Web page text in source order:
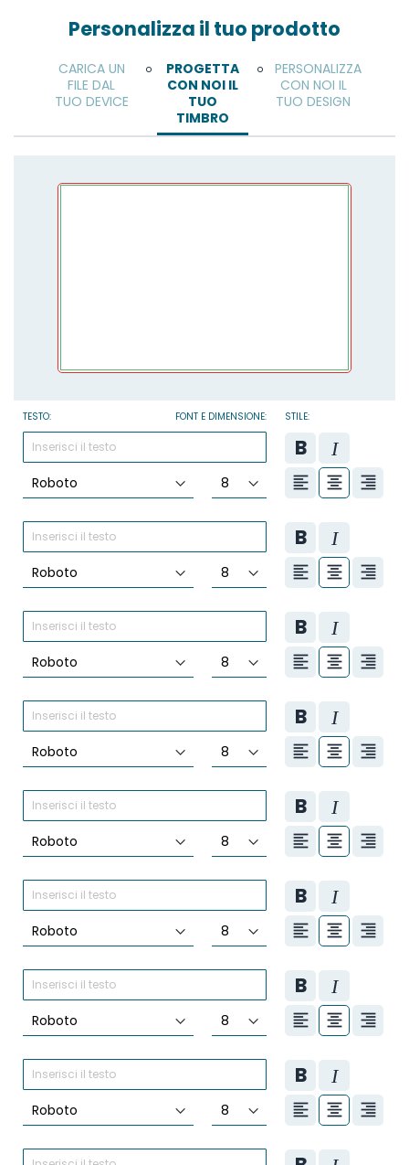
Personalizza il tuo prodotto
CARICA UN
FILE DAL
TUO DEVICE
o
PROGETTA
CON NOI IL
TUO
TIMBRO
TESTO: FONT E DIMENSIONE: STILE:
o
PERSONALIZZA
CON NOI IL
TUO DESIGN